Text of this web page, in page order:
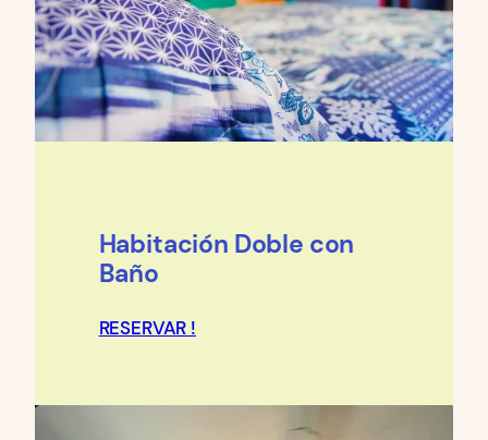
Habitación Doble con
Baño
RESERVAR !